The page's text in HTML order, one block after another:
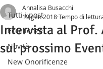
Tutti i post
Eccellenze
Novità
New Onorificenze
Intervista al Prof.
sul prossimo
Annalisa Busacchi
19 gen 2018Tempo di